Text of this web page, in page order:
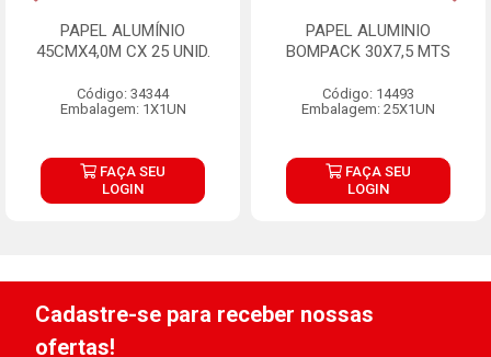
PAPEL ALUMÍNIO
45CMX4,0M CX 25 UNID.
Código: 34344
Embalagem: 1X1UN
FAÇA SEU
LOGIN
PAPEL ALUMINIO
BOMPACK 30X7,5 MTS
Código: 14493
Embalagem: 25X1UN
FAÇA SEU
LOGIN
Cadastre-se para receber nossas
ofertas!